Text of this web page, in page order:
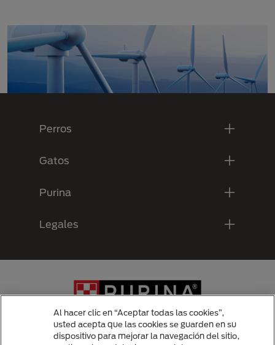
Perros
Gatos
Purina
Legales
Al hacer clic en “Aceptar todas las cookies”,
usted acepta que las cookies se guarden en su
dispositivo para mejorar la navegación del sitio,